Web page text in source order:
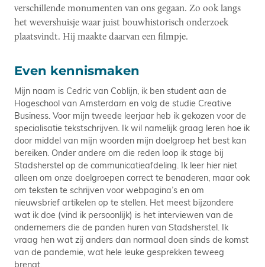
verschillende monumenten van ons gegaan. Zo ook langs
het wevershuisje waar juist bouwhistorisch onderzoek
plaatsvindt. Hij maakte daarvan een filmpje.
Even kennismaken
Mijn naam is Cedric van Coblijn, ik ben student aan de
Hogeschool van Amsterdam en volg de studie Creative
Business. Voor mijn tweede leerjaar heb ik gekozen voor de
specialisatie tekstschrijven. Ik wil namelijk graag leren hoe ik
door middel van mijn woorden mijn doelgroep het best kan
bereiken. Onder andere om die reden loop ik stage bij
Stadsherstel op de communicatieafdeling. Ik leer hier niet
alleen om onze doelgroepen correct te benaderen, maar ook
om teksten te schrijven voor webpagina’s en om
nieuwsbrief artikelen op te stellen. Het meest bijzondere
wat ik doe (vind ik persoonlijk) is het interviewen van de
ondernemers die de panden huren van Stadsherstel. Ik
vraag hen wat zij anders dan normaal doen sinds de komst
van de pandemie, wat hele leuke gesprekken teweeg
brengt.